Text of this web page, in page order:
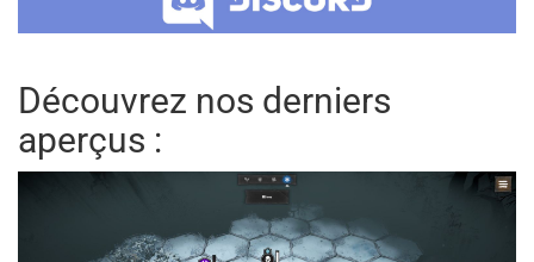
Découvrez nos derniers
aperçus :